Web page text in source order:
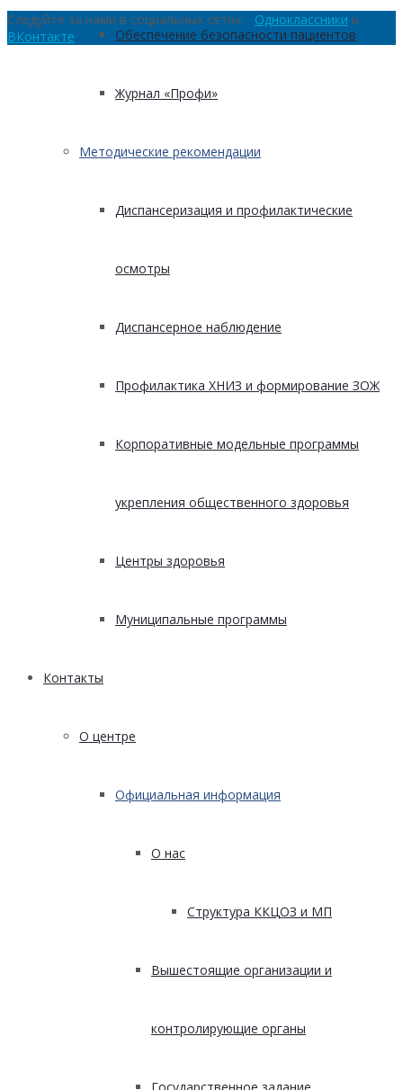
Обеспечение безопасности пациентов
Журнал «Профи»
Методические рекомендации
Диспансеризация и профилактические
осмотры
Диспансерное наблюдение
Профилактика ХНИЗ и формирование ЗОЖ
Корпоративные модельные программы
укрепления общественного здоровья
Центры здоровья
Муниципальные программы
Контакты
О центре
Официальная информация
О нас
Структура ККЦОЗ и МП
Вышестоящие организации и
контролирующие органы
Следуйте за нами в социальных сетях: Одноклассники и
ВКонтакте